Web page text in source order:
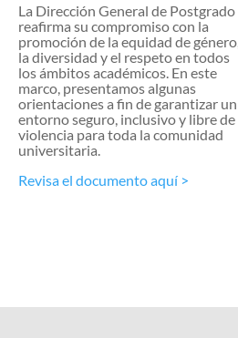
La Dirección General de Postgrado
reafirma su compromiso con la
promoción de la equidad de género,
la diversidad y el respeto en todos
los ámbitos académicos. En este
marco, presentamos algunas
orientaciones a fin de garantizar un
entorno seguro, inclusivo y libre de
violencia para toda la comunidad
universitaria.
Revisa el documento aquí >